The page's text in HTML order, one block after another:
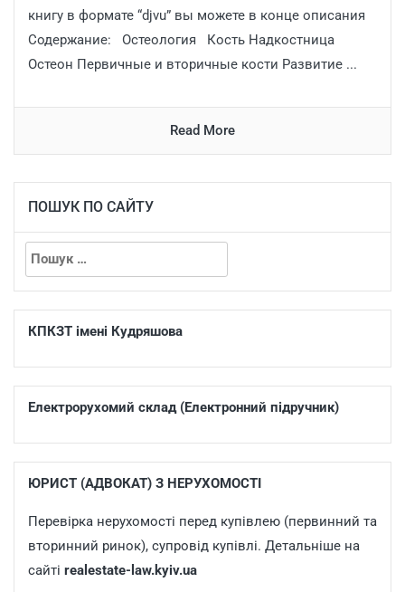
книгу в формате “djvu” вы можете в конце описания
Содержание: Остеология Кость Надкостница
Остеон Первичные и вторичные кости Развитие ...
Read More
ПОШУК ПО САЙТУ
КПКЗТ імені Кудряшова
Електрорухомий склад (Електронний підручник)
ЮРИСТ (АДВОКАТ) З НЕРУХОМОСТІ
Перевірка нерухомості перед купівлею (первинний та
вторинний ринок), супровід купівлі. Детальніше на
сайті realestate-law.kyiv.ua